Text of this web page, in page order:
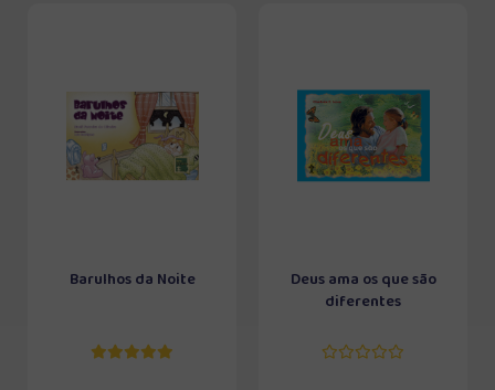
Barulhos da Noite
Deus ama os que são
diferentes